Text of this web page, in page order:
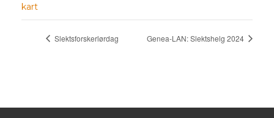
kart
Slektsforskerlørdag Genea-LAN: Slektshelg 2024